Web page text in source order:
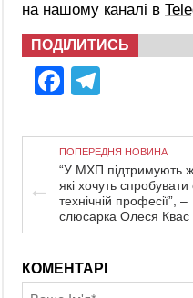
на нашому каналі в
ПОДІЛИТИСЬ
Facebook
ПОПЕРЕДНЯ НОВИНА
“У МХП підтримують
які хочуть
технічній професії”, –
слюсарка Олеся Квас
КОМЕНТАРІ